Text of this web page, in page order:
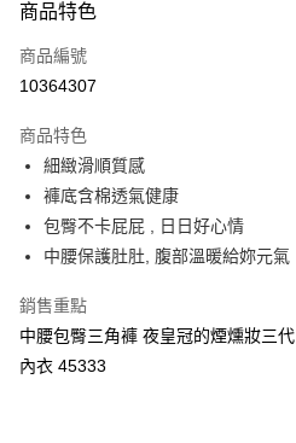
信用卡一次付款
超商取貨付款
運送方式
全家取貨付款
每筆NT$90，滿NT$1,300(含以上)免
付款後全家取貨
7-11取貨付款
每筆NT$90，滿NT$1,300(含以上)免
商品特色
商品編號
10364307
商品特色
細緻滑順質感
褲底含棉透氣健康
包臀不卡屁屁 , 日日好心情
中腰保護肚肚, 腹部溫暖給妳元氣
銷售重點
中腰包臀三角褲 夜皇冠的煙燻妝三
內衣 45333